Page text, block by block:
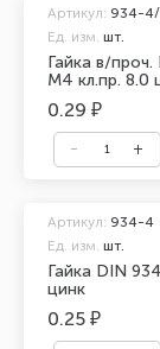
Гайка в/
М4 кл.пр. 8.0
Артикул: 934-
Ед. изм. шт.
0.29 ₽
Гайка DIN
цинк
Артикул: 934-4
Ед. изм. шт.
0.25 ₽